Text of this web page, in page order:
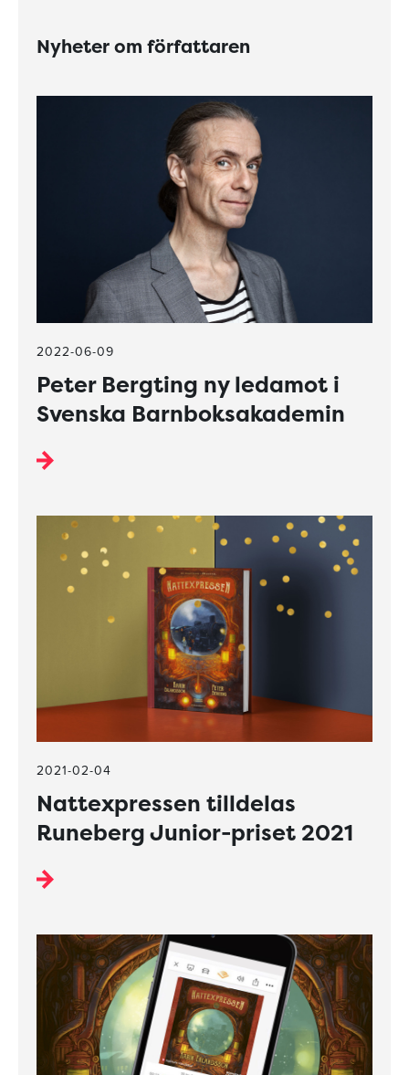
Nyheter om författaren
2022-06-09
Peter Bergting ny ledamot i
Svenska Barnboksakademin
2021-02-04
Nattexpressen tilldelas
Runeberg Junior-priset 2021